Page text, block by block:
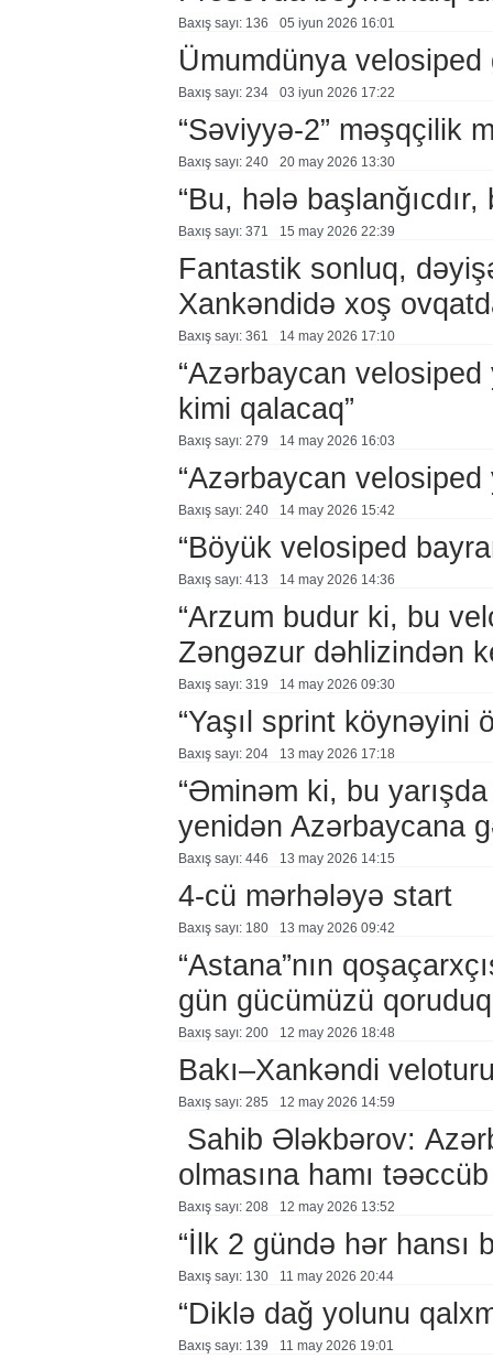
Baxış sayı: 136 05 i̇yun 2026 16:01
Ümumdünya
Baxış sayı: 234 03 i̇yun 2026 17:22
“Səviyyə-2” məşqçilik
Baxış sayı: 240 20 may 2026 13:30
“Bu, hələ
Baxış sayı: 371 15 may 2026 22:39
Fantastik sonluq,
Xankəndidə xoş
Baxış sayı: 361 14 may 2026 17:10
“Azərbaycan
kimi qalacaq”
Baxış sayı: 279 14 may 2026 16:03
“Azərbaycan velosiped
Baxış sayı: 240 14 may 2026 15:42
“Böyük velosiped
Baxış sayı: 413 14 may 2026 14:36
“Arzum budur ki, bu
Zəngəzur dəhlizindən
Baxış sayı: 319 14 may 2026 09:30
“Yaşıl sprint köynəyini
Baxış sayı: 204 13 may 2026 17:18
“Əminəm ki, bu
yenidən Azərbaycana
Baxış sayı: 446 13 may 2026 14:15
4-cü mərhələyə start
Baxış sayı: 180 13 may 2026 09:42
“Astana”nın
gün gücümüzü qoruduq
Baxış sayı: 200 12 may 2026 18:48
Bakı–Xankəndi
Baxış sayı: 285 12 may 2026 14:59
Sahib Ələkbərov:
olmasına hamı
Baxış sayı: 208 12 may 2026 13:52
“İlk 2 gündə hər hansı
Baxış sayı: 130 11 may 2026 20:44
“Diklə dağ yolunu
Baxış sayı: 139 11 may 2026 19:01